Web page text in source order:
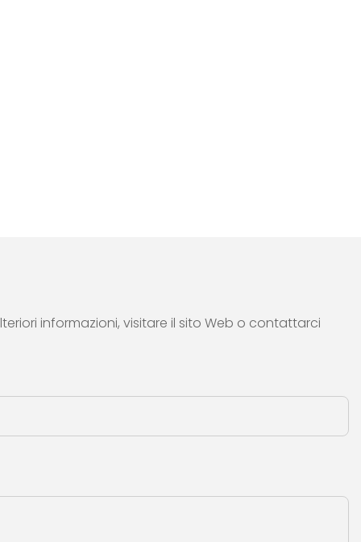
informazioni, visitare il sito Web o contattarci